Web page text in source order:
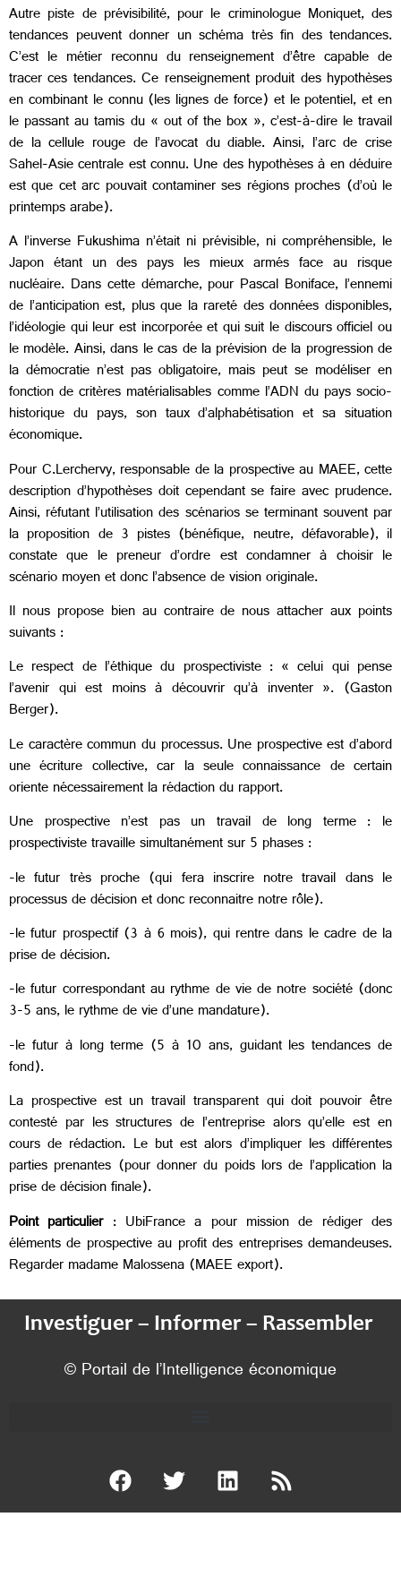
Autre piste de prévisibilité, pour le criminologue Moniquet, des
tendances peuvent donner un schéma très fin des tendances.
C’est le métier reconnu du renseignement d’être capable de
tracer ces tendances. Ce renseignement produit des hypothèses
en combinant le connu (les lignes de force) et le potentiel, et en
le passant au tamis du « out of the box », c’est-à-dire le travail
de la cellule rouge de l’avocat du diable. Ainsi, l’arc de crise
Sahel-Asie centrale est connu. Une des hypothèses à en déduire
est que cet arc pouvait contaminer ses régions proches (d’où le
printemps arabe).
A l’inverse Fukushima n’était ni prévisible, ni compréhensible, le
Japon étant un des pays les mieux armés face au risque
nucléaire. Dans cette démarche, pour Pascal Boniface, l’ennemi
de l’anticipation est, plus que la rareté des données disponibles,
l’idéologie qui leur est incorporée et qui suit le discours officiel ou
le modèle. Ainsi, dans le cas de la prévision de la progression de
la démocratie n’est pas obligatoire, mais peut se modéliser en
fonction de critères matérialisables comme l’ADN du pays socio-
historique du pays, son taux d’alphabétisation et sa situation
économique.
Pour C.Lerchervy, responsable de la prospective au MAEE, cette
description d’hypothèses doit cependant se faire avec prudence.
Ainsi, réfutant l’utilisation des scénarios se terminant souvent par
la proposition de 3 pistes (bénéfique, neutre, défavorable), il
constate que le preneur d’ordre est condamner à choisir le
scénario moyen et donc l’absence de vision originale.
Il nous propose bien au contraire de nous attacher aux points
suivants :
Le respect de l’éthique du prospectiviste : « celui qui pense
l’avenir qui est moins à découvrir qu’à inventer ». (Gaston
Berger).
Le caractère commun du processus. Une prospective est d’abord
une écriture collective, car la seule connaissance de certain
oriente nécessairement la rédaction du rapport.
Une prospective n’est pas un travail de long terme : le
prospectiviste travaille simultanément sur 5 phases :
-le futur très proche (qui fera inscrire notre travail dans le
processus de décision et donc reconnaitre notre rôle).
-le futur prospectif (3 à 6 mois), qui rentre dans le cadre de la
prise de décision.
-le futur correspondant au rythme de vie de notre société (donc
3-5 ans, le rythme de vie d’une mandature).
-le futur à long terme (5 à 10 ans, guidant les tendances de
fond).
La prospective est un travail transparent qui doit pouvoir être
contesté par les structures de l’entreprise alors qu’elle est en
cours de rédaction. Le but est alors d’impliquer les différentes
parties prenantes (pour donner du poids lors de l’application la
prise de décision finale).
Point particulier: UbiFrance a pour mission de rédiger des
éléments de prospective au profit des entreprises demandeuses.
Regarder madame Malossena (MAEE export).
Investiguer – Informer – Rassembler
© Portail de l’Intelligence économique